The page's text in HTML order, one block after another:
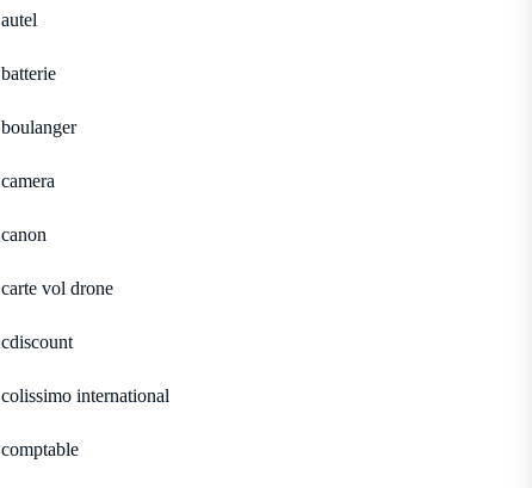
autel
batterie
boulanger
camera
canon
carte vol drone
cdiscount
colissimo international
comptable